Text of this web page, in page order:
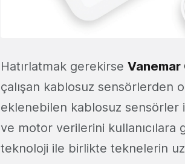
Hatırlatmak gerekirse
çalışan kablosuz sensörlerden
eklenebilen kablosuz sensörler
ve motor verilerini kullanıcılara
teknoloji ile birlikte teknelerin